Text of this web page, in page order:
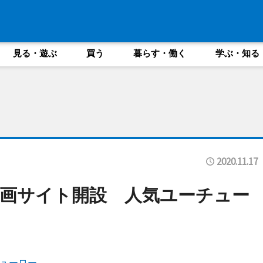
見る・遊ぶ 買う 暮らす・働く 学ぶ・知る
2020.11.17
サイト開設 人気ユーチュー